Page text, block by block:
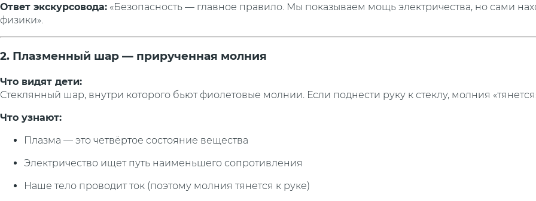
Ответ экскурсовода: «Безопасность — главное правило. Мы показываем мощь электричества, но сами
физики».
2. Плазменный шар — прирученная молния
Что видят дети:
Стеклянный шар, внутри которого бьют фиолетовые молнии. Если поднести руку к стеклу, молния
Что узнают:
Плазма — это четвёртое состояние вещества
Электричество ищет путь наименьшего сопротивления
Наше тело проводит ток (поэтому молния тянется к руке)